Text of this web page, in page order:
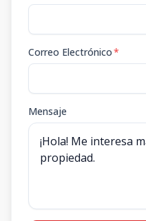
Correo Electrónico*
Mensaje